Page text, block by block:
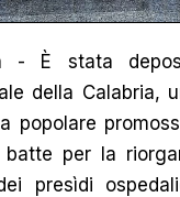
- È stata
della Calabria,
popolare
per la
presìdi